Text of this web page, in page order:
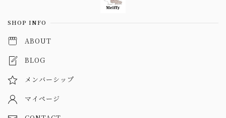
SHOP INFO
ABOUT
BLOG
メンバーシップ
マイページ